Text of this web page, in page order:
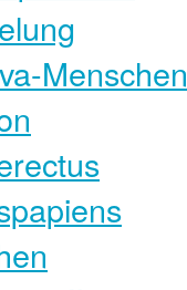
Menschen